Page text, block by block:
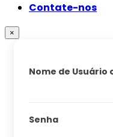
Contate-nos
×
Nome de Usuário
Senha